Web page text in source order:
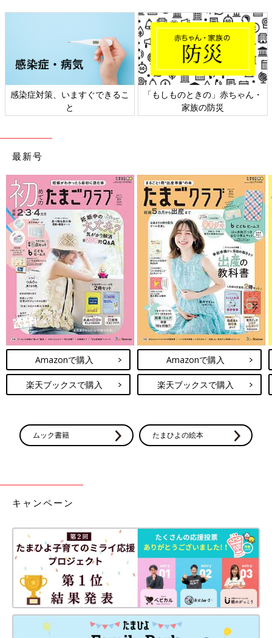
感染症対策、いますぐできるこ
と
「もしものときの」赤ちゃん・
家族の防災
最新号
Amazonで購入
楽天ブックスで購入
Amazonで購入
楽天ブックスで購入
ムック書籍 たまひよの絵本
キャンペーン